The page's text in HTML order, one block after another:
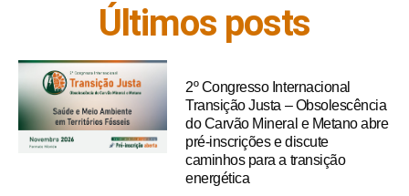
Últimos posts
2º Congresso Internacional
Transição Justa – Obsolescência
do Carvão Mineral e Metano abre
pré-inscrições e discute
caminhos para a transição
energética